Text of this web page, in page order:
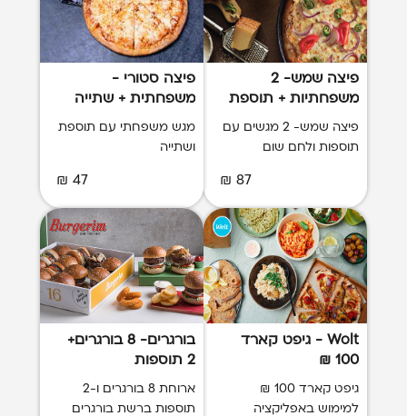
פיצה שמש- 2
משפחתיות + תוספת
פיצה שמש- 2 מגשים עם
תוספות ולחם שום
87 ₪
פיצה סטורי -
משפחתית + שתייה
מגש משפחתי עם תוספת
ושתייה
47 ₪
Wolt - גיפט קארד
100 ₪
גיפט קארד 100 ₪
למימוש באפליקציה
בורגרים- 8 בורגרים+
2 תוספות
ארוחת 8 בורגרים ו-2
תוספות ברשת בורגרים